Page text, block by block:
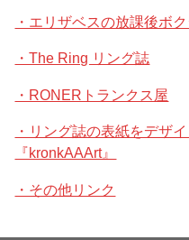
・エリザベスの放課後ボ
・The Ring リング誌
・RONERトランクス屋
・リング誌の表紙をデザ
『kronkAAArt』
・その他リンク